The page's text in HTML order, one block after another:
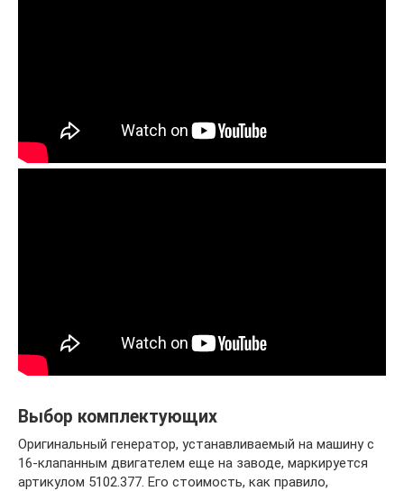
Выбор комплектующих
Оригинальный генератор, устанавливаемый на машину с
16-клапанным двигателем еще на заводе, маркируется
артикулом 5102.377. Его стоимость, как правило,